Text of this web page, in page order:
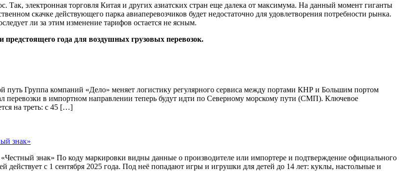
Так, электронная торговля Китая и других азиатских стран еще далека от максимума. На данный момент гиганты
скачке действующего парка авиаперевозчиков будет недостаточно для удовлетворения потребности рынка.
ли за этим изменение тарифов остается не ясным.
года для воздушных грузовых перевозок.
Группа компаний «Дело» меняет логистику регулярного сервиса между портами КНР и Большим портом
перевозки в импортном направлении теперь будут идти по Северному морскому пути (СМП). Ключевое
на треть: с 45 […]
знак»
«Честный знак» По коду маркировки видны данные о производителе или импортере и подтверждение официального
действует с 1 сентября 2025 года. Под неё попадают игры и игрушки для детей до 14 лет: куклы, настольные и